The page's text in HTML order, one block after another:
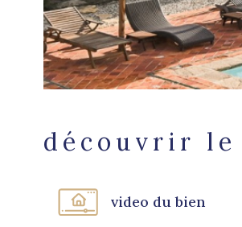
découvrir le
video du bien